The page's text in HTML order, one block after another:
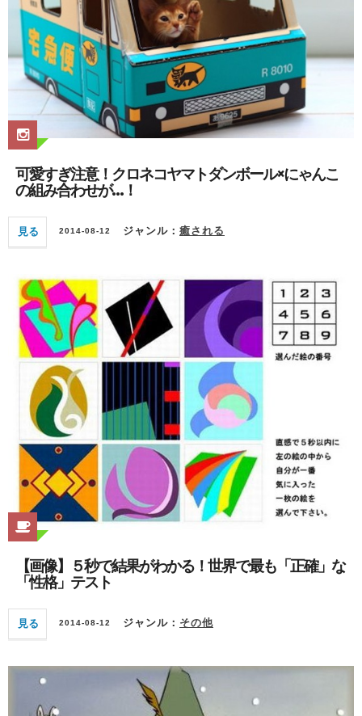
可愛すぎ注意！クロネコヤマトダンボール×にゃんこ
の組み合わせが…！
見る 2014-08-12 ジャンル： 癒される
【画像】５秒で結果がわかる！世界で最も「正確」な
「性格」テスト
見る 2014-08-12 ジャンル： その他